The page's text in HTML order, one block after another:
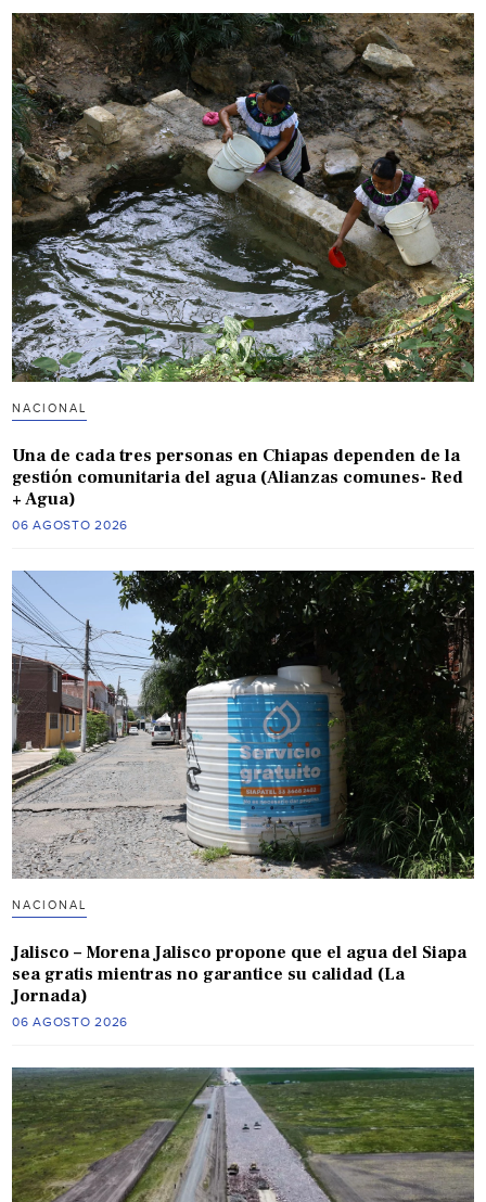
NACIONAL
Una de cada tres personas en Chiapas dependen de la
gestión comunitaria del agua (Alianzas comunes- Red
+ Agua)
06 AGOSTO 2026
NACIONAL
Jalisco – Morena Jalisco propone que el agua del Siapa
sea gratis mientras no garantice su calidad (La
Jornada)
06 AGOSTO 2026